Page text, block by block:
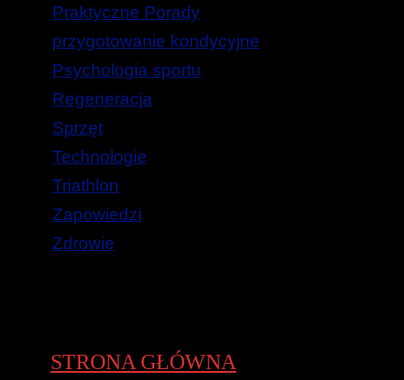
Praktyczne Porady
przygotowanie kondycyjne
Psychologia sportu
Regeneracja
Sprzęt
Technologie
Triathlon
Zapowiedzi
Zdrowie
STRONA GŁÓWNA